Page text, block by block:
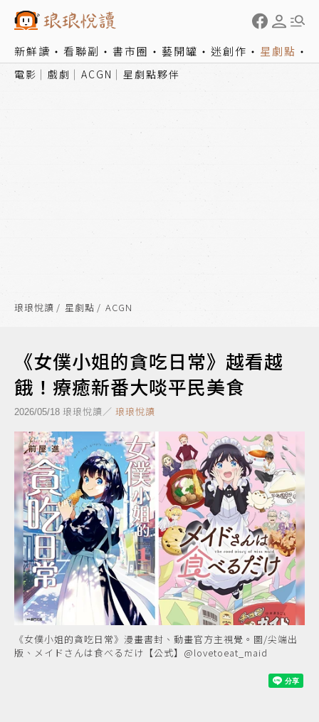
新鮮讀 看聯副 書市圈 藝開罐 迷創作 星劇點
電影 戲劇 ACGN 星劇點夥伴
琅琅悅讀 星劇點 ACGN
《女僕小姐的貪吃日常》越看越
餓！療癒新番大啖平民美食
2026/05/18 琅琅悅讀／ 琅琅悅讀
《女僕小姐的貪吃日常》漫畫書封、動畫官方主視覺。圖/尖端出
版、メイドさんは食べるだけ【公式】@lovetoeat_maid